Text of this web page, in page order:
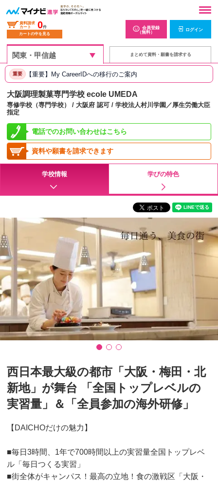
資料請求
カート
0件
カートの中を見る
会員登録
（無料）
ログイン
まとめて資料・願書を請求する
重要 【重要】My CareerIDへの移行のご案内
大阪調理製菓専門学校 ecole UMEDA
専修学校（専門学校） / 大阪府 認可 / 学校法人村川学園／厚生労働大臣
指定
電話でのお問い合わせはこちら
資料や願書を請求できます
学校情報 学びの特色
西日本最大級の都市「大阪・梅田・北
新地」が舞台 「全国トップレベルの
実習量」＆「全員参加の海外研修」
【DAICHOだけの魅力】
■毎日3時間、1年で700時間以上の実習量全国トップレベ
ル「毎日つくる実習」
■街全体がキャンパス！最高の立地！食の激戦区「大阪・